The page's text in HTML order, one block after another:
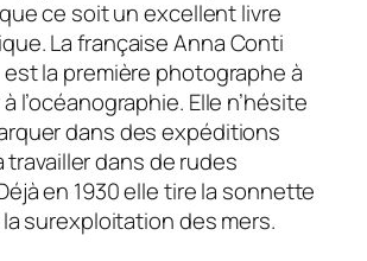
ce soit un excellent livre
La française Anna Conti
est la première photographe à
l’océanographie. Elle n’hésite
dans des expéditions
dans de rudes
en 1930 elle tire la sonnette
la surexploitation des mers.